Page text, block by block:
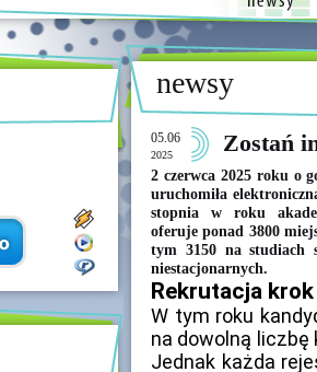
newsy
05.06
2025 Zostań
2 czerwca 2025 roku o
uruchomiła
stopnia w roku
oferuje ponad 3800
tym 3150 na studiach
niestacjonarnych.
Rekrutacja
W tym roku
na dowolną
Jednak każda